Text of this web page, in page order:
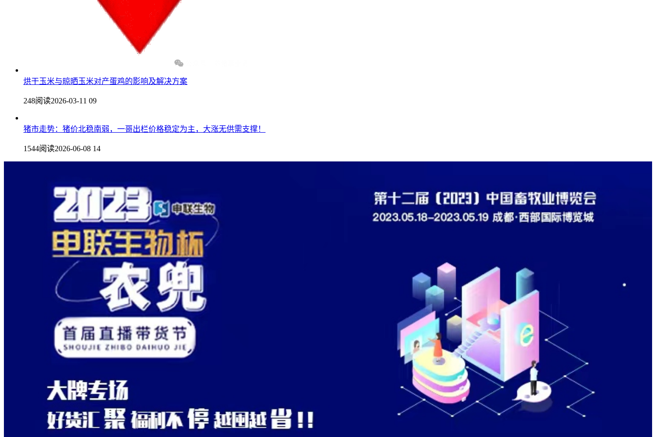
烘干玉米与晾晒玉米对产蛋鸡的影响及解决方案
248阅读2026-03-11 09
猪市走势：猪价北稳南弱，一哥出栏价格稳定为主，大涨无供需支撑！
1544阅读2026-06-08 14